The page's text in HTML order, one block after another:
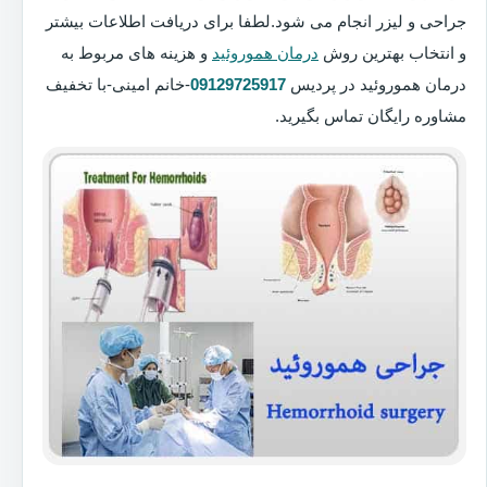
جراحی و لیزر انجام می شود.لطفا برای دریافت اطلاعات بیشتر
و انتخاب بهترین روش درمان هموروئید و هزینه های مربوط به
درمان هموروئید در پردیس 09129725917-خانم امینی-با تخفیف
مشاوره رایگان تماس بگیرید.